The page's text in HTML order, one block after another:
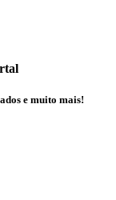
e muito mais!